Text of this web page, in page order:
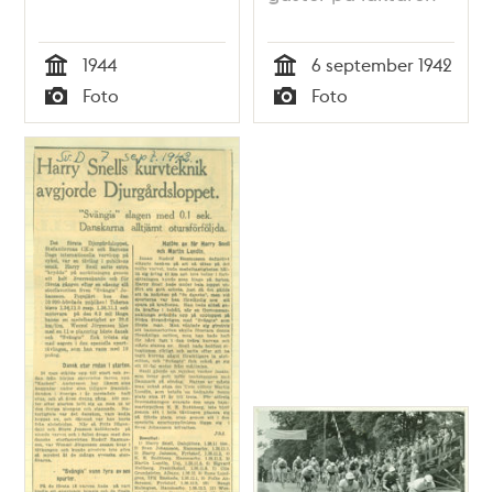
Tid
1944
Typ
Foto Tid
6 september 1942
Typ
Foto